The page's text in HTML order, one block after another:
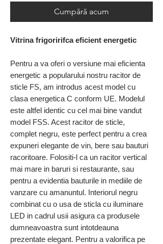
Cumpără acum
Vitrina frigoririfca eficient energetic
Pentru a va oferi o versiune mai eficienta
energetic a popularului nostru racitor de
sticle FS, am introdus acest model cu
clasa energetica C conform UE. Modelul
este altfel identic cu cel mai bine vandut
model FSS. Acest racitor de sticle,
complet negru, este perfect pentru a crea
expuneri elegante de vin, bere sau bauturi
racoritoare. Folositi-l ca un racitor vertical
mai mare in baruri si restaurante, sau
pentru a evidentia bauturile in mediile de
vanzare cu amanuntul. Interiorul negru
combinat cu o usa de sticla cu iluminare
LED in cadrul usii asigura ca produsele
dumneavoastra sunt intotdeauna
prezentate elegant. Pentru a valorifica pe